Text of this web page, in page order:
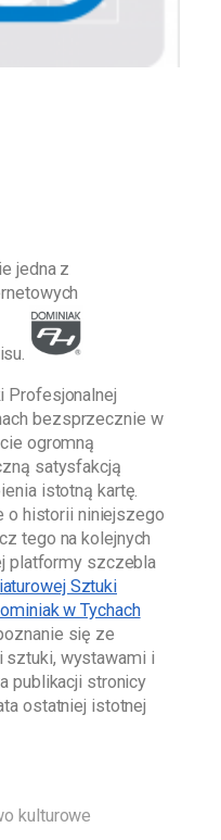
jedna z
Profesjonalnej
bezsprzecznie w
ogromną
satysfakcją
istotną kartę.
o historii niniejszego
tego na kolejnych
platformy szczebla
Sztuki
w Tychach
się ze
sztuki, wystawami i
publikacji stronicy
ostatniej istotnej
kulturowe